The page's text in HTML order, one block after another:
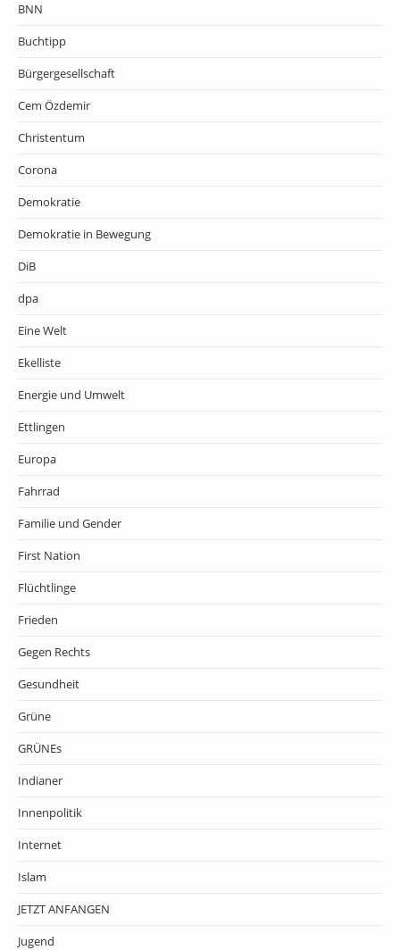
BNN
Buchtipp
Bürgergesellschaft
Cem Özdemir
Christentum
Corona
Demokratie
Demokratie in Bewegung
DiB
dpa
Eine Welt
Ekelliste
Energie und Umwelt
Ettlingen
Europa
Fahrrad
Familie und Gender
First Nation
Flüchtlinge
Frieden
Gegen Rechts
Gesundheit
Grüne
GRÜNEs
Indianer
Innenpolitik
Internet
Islam
JETZT ANFANGEN
Jugend